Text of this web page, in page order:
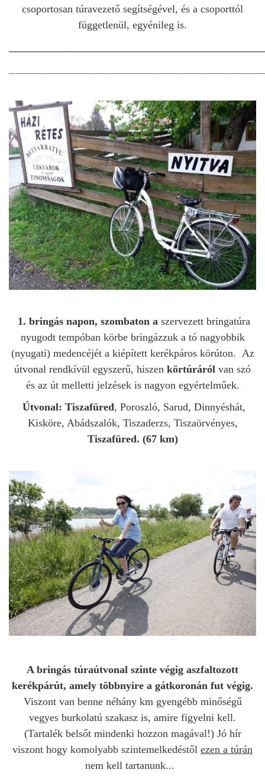
csoportosan túravezető segítségével, és a csoporttól
függetlenül, egyénileg is.
1. bringás napon, szombaton a szervezett bringatúra
nyugodt tempóban körbe bringázzuk a tó nagyobbik
(nyugati) medencéjét a kiépített kerékpáros körúton. Az
útvonal rendkívül egyszerű, hiszen körtúráról van szó
és az út melletti jelzések is nagyon egyértelműek.
Útvonal: Tiszafüred, Poroszló, Sarud, Dinnyéshát,
Kisköre, Abádszalók, Tiszaderzs, Tiszaörvényes,
Tiszafüred. (67 km)
A bringás túraútvonal szinte végig aszfaltozott
kerékpárút, amely többnyire a gátkoronán fut végig.
Viszont van benne néhány km gyengébb minőségű
vegyes burkolatú szakasz is, amire figyelni kell.
(Tartalék belsőt mindenki hozzon magával!) Jó hír
viszont hogy komolyabb szintemelkedéstől ezen a túrán
nem kell tartanunk...